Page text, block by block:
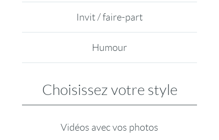
Invit / faire-part
Humour
Choisissez votre style
Vidéos avec vos photos